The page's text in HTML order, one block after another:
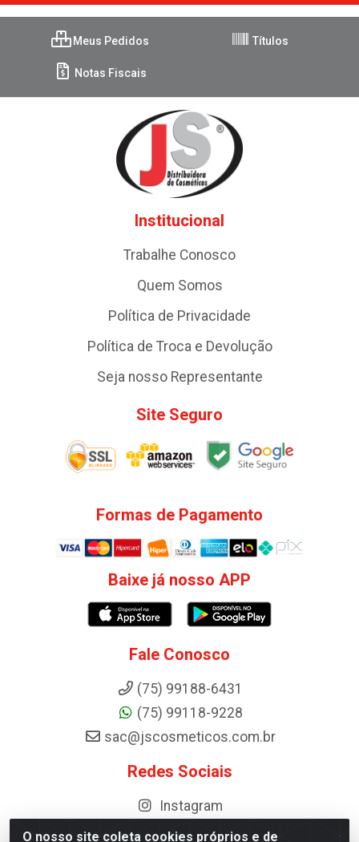
O nosso site coleta cookies próprios e de
Meus Pedidos Títulos
Notas Fiscais
Institucional
Trabalhe Conosco
Quem Somos
Política de Privacidade
Política de Troca e Devolução
Seja nosso Representante
Site Seguro
Formas de Pagamento
Baixe já nosso APP
Fale Conosco
(75) 99188-6431
(75) 99118-9228
sac@jscosmeticos.com.br
Redes Sociais
Instagram